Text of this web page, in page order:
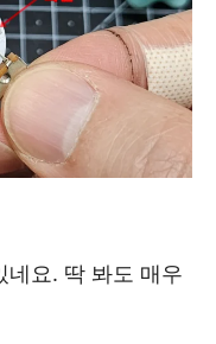
네요. 딱 봐도 매우